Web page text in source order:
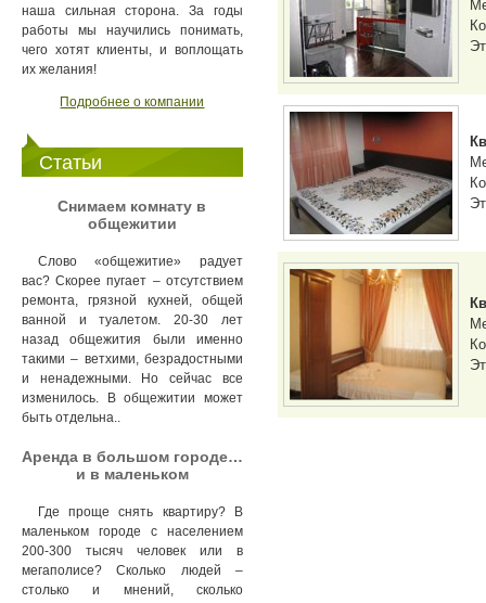
наша сильная сторона. За годы
работы мы научились понимать,
чего хотят клиенты, и воплощать
их желания!
Подробнее о компании
Статьи
Снимаем комнату в
общежитии
Слово «общежитие» радует
вас? Скорее пугает – отсутствием
ремонта, грязной кухней, общей
ванной и туалетом. 20-30 лет
назад общежития были именно
такими – ветхими, безрадостными
и ненадежными. Но сейчас все
изменилось. В общежитии может
быть отдельна..
Аренда в большом городе…
и в маленьком
Где проще снять квартиру? В
маленьком городе с населением
200-300 тысяч человек или в
мегаполисе? Сколько людей –
столько и мнений, сколько